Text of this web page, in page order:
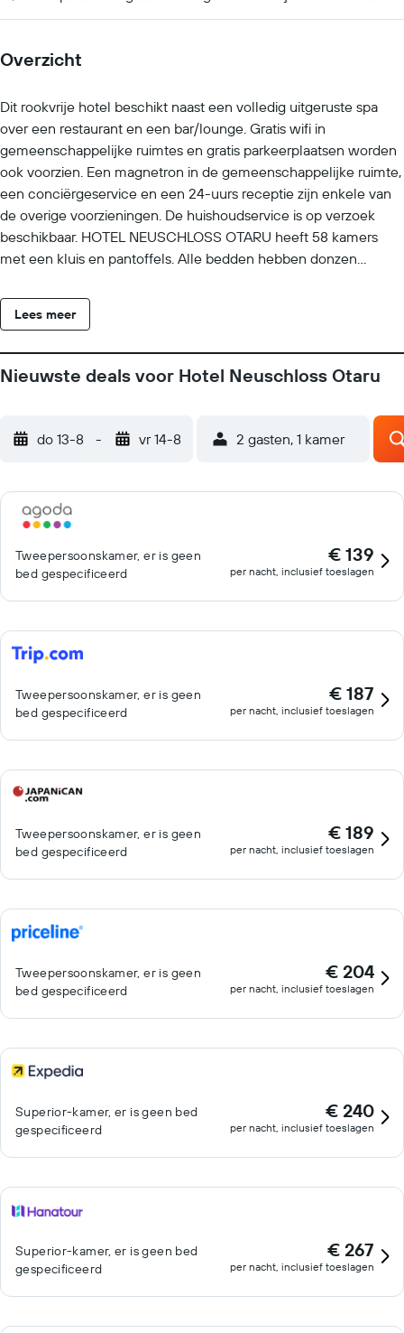
Overzicht
Dit rookvrije hotel beschikt naast een volledig uitgeruste spa
over een restaurant en een bar/lounge. Gratis wifi in
gemeenschappelijke ruimtes en gratis parkeerplaatsen worden
ook voorzien. Een magnetron in de gemeenschappelijke ruimte,
een conciërgeservice en een 24-uurs receptie zijn enkele van
de overige voorzieningen. De huishoudservice is op verzoek
beschikbaar. HOTEL NEUSCHLOSS OTARU heeft 58 kamers
met een kluis en pantoffels. Alle bedden hebben donzen
Elke badkamer is voorzien van een bad/douchecombinatie, een
toilet met elektronisch bidet, gratis toiletartikelen en een
(snelheid: 25+ Mbps). Een schoonmaakservice is op verzoek
Lees meer
Nieuwste deals voor Hotel Neuschloss Otaru
do 13-8 - vr 14-8 2 gasten, 1 kamer
Tweepersoonskamer, er is geen
bed gespecificeerd
€ 139
per nacht, inclusief toeslagen
Tweepersoonskamer, er is geen
bed gespecificeerd
€ 187
per nacht, inclusief toeslagen
Tweepersoonskamer, er is geen
bed gespecificeerd
€ 189
per nacht, inclusief toeslagen
Tweepersoonskamer, er is geen
bed gespecificeerd
€ 204
per nacht, inclusief toeslagen
Superior-kamer, er is geen bed
gespecificeerd
€ 240
per nacht, inclusief toeslagen
Superior-kamer, er is geen bed
gespecificeerd
€ 267
per nacht, inclusief toeslagen